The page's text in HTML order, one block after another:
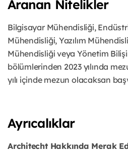
Aranan Nitelikler
Bilgisayar Mühendisliği,
Mühendisliği, Yazılım
Mühendisliği veya Yönetim
bölümlerinden 2023 yılında
yılı içinde mezun olacaksan
Ayrıcalıklar
Architecht Hakkında Merak